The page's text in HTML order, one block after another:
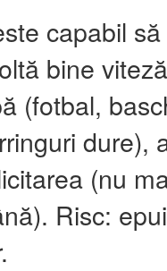
capabil
bine
(fotbal,
dure),
(nu
Risc: